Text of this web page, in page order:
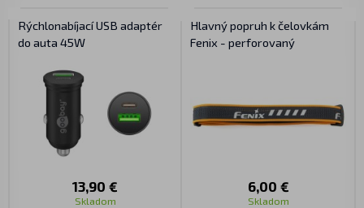
Rýchlonabíjací USB adaptér
do auta 45W
13,90 €
Skladom
Hlavný popruh k čelovkám
Fenix - perforovaný
6,00 €
Skladom